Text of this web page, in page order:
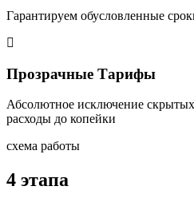
Гарантируем обусловленные
Прозрачные Тарифы
Абсолютное исключение
расходы до копейки
схема работы
4 этапа